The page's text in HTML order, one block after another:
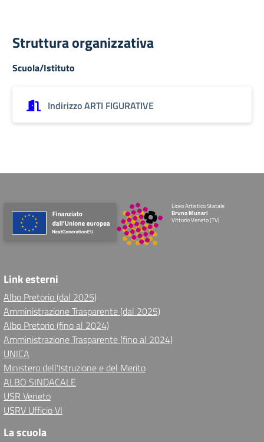
Struttura organizzativa
Scuola/Istituto
Indirizzo ARTI FIGURATIVE
Liceo Artistico Statale
Bruno Munari
Vittorio Veneto (TV)
Link esterni
Albo Pretorio (dal 2025)
Amministrazione Trasparente (dal 2025)
Albo Pretorio (fino al 2024)
Amministrazione Trasparente (fino al 2024)
UNICA
Ministero dell'Istruzione e del Merito
ALBO SINDACALE
USR Veneto
USRV Ufficio VI
La scuola